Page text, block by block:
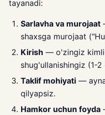
tayanadi:
Sarlavha va murojaat
shaxsga murojaat
Kirish — o'zingiz
shug'ullanishingiz (1-2
Taklif mohiyati —
qilyapsiz.
Hamkor uchun foyda